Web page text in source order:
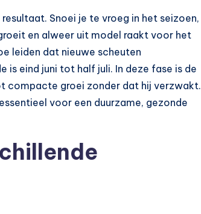
Snoei je te vroeg in het seizoen,
en alweer uit model raakt voor het
leiden dat nieuwe scheuten
is eind juni tot half juli. In deze fase is de
compacte groei zonder dat hij verzwakt.
voor een duurzame, gezonde